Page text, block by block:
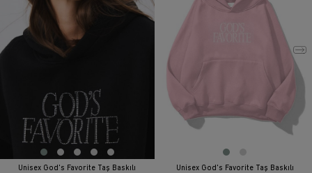
Unisex God's Favorite Taş Baskılı
Unisex God's Favorite Taş Baskılı